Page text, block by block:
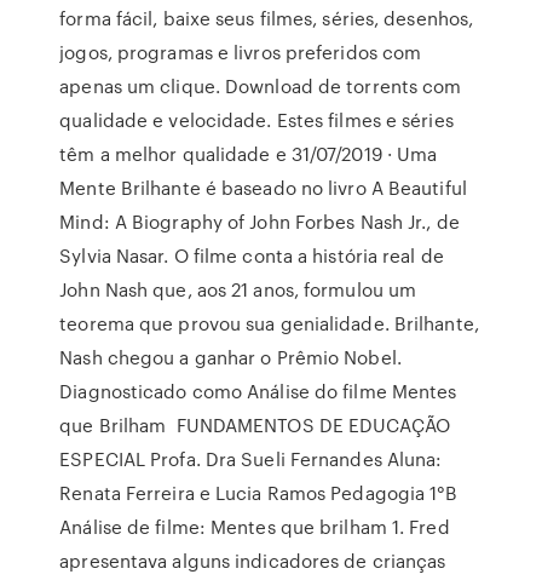
forma fácil, baixe seus filmes, séries, desenhos,
jogos, programas e livros preferidos com
apenas um clique. Download de torrents com
qualidade e velocidade. Estes filmes e séries
têm a melhor qualidade e 31/07/2019 · Uma
Mente Brilhante é baseado no livro A Beautiful
Mind: A Biography of John Forbes Nash Jr., de
Sylvia Nasar. O filme conta a história real de
John Nash que, aos 21 anos, formulou um
teorema que provou sua genialidade. Brilhante,
Nash chegou a ganhar o Prêmio Nobel.
Diagnosticado como Análise do filme Mentes
que Brilham FUNDAMENTOS DE EDUCAÇÃO
ESPECIAL Profa. Dra Sueli Fernandes Aluna:
Renata Ferreira e Lucia Ramos Pedagogia 1°B
Análise de filme: Mentes que brilham 1. Fred
apresentava alguns indicadores de crianças